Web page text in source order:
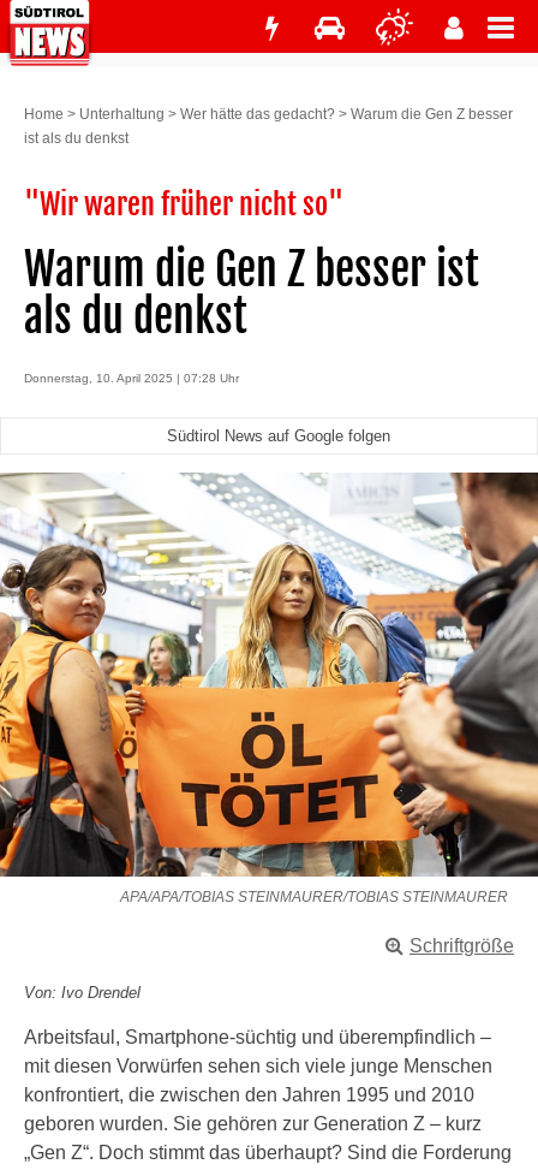
Home > Unterhaltung > Wer hätte das gedacht? > Warum die Gen Z besser
ist als du denkst
"Wir waren früher nicht so"
Warum die Gen Z besser ist
als du denkst
Donnerstag, 10. April 2025 | 07:28 Uhr
Südtirol News auf Google folgen
APA/APA/TOBIAS STEINMAURER/TOBIAS STEINMAURER
Schriftgröße
Von: Ivo Drendel
Arbeitsfaul, Smartphone-süchtig und überempfindlich –
mit diesen Vorwürfen sehen sich viele junge Menschen
konfrontiert, die zwischen den Jahren 1995 und 2010
geboren wurden. Sie gehören zur Generation Z – kurz
„Gen Z“. Doch stimmt das überhaupt? Sind die Forderung